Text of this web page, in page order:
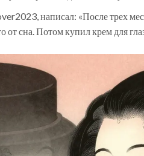
написал: «После трех
сна. Потом купил крем для